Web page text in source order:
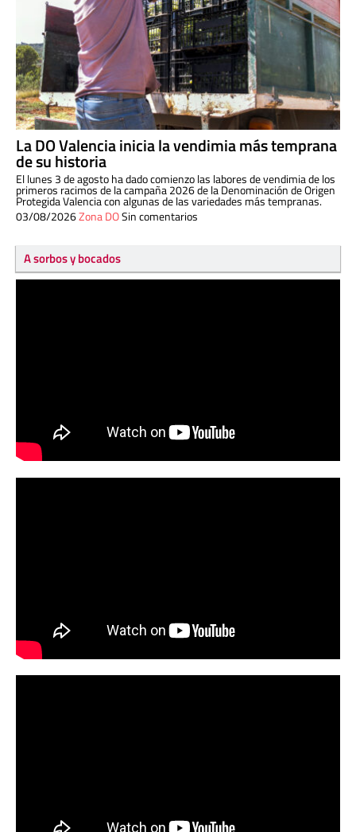
La DO Valencia inicia la vendimia más temprana
de su historia
El lunes 3 de agosto ha dado comienzo las labores de vendimia de los
primeros racimos de la campaña 2026 de la Denominación de Origen
Protegida Valencia con algunas de las variedades más tempranas.
03/08/2026Zona DOSin comentarios
A sorbos y bocados